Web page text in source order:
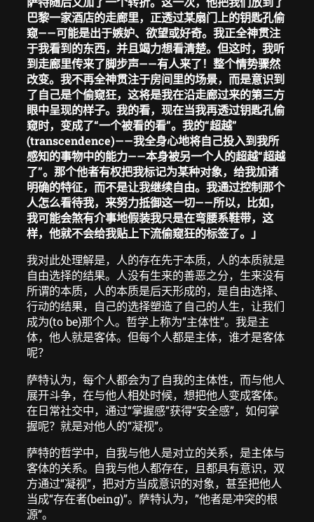
巴黎一家酒店的走廊里，正透过某扇门上的钥匙孔偷
窥——可能是出于嫉妒、欲望或好奇。我正全神贯注
于我看到的东西，并且竭力想看清楚。但这时，我听
到走廊里传来了脚步声——有人来了！整个情势骤然
改变。我不再全神贯注于房间里的场景，而是意识到
了自己是个偷窥狂，这将是我在沿走廊过来的第三方
眼中呈现的样子。我的看，现在当我再透过钥匙孔偷
窥时，变成了“一个被看的看”。我的“超越”
(transcendence)——我全身心地将自己投入到我所
感知的事物中的能力——本身被另一个人的超越“超越
了”。那个他者有权把我标记为某种对象，给我加诸
明确的特征，而不是让我继续自由。我通过控制那个
人怎么看待我，来努力抵御这一切——所以，比如，
我可能会煞有介事地假装我只是在弯腰系鞋带，这
样，他就不会给我贴上下流偷窥狂的标签了。
」
我对此处理解是，人的存在先于本质，人的本质就是
自由选择的结果。人没有生来的善恶之分，生来没有
所谓的本质，人的本质是后天形成的，是自由选择、
行动的结果，自己的选择塑造了自己的人生，让我们
成为(to be)那个人。哲学上称为“主体性”。我是主
体，他人就是客体。但每个人都是主体，谁才是客体
呢？
萨特认为，每个人都会为了自我的主体性，而与他人
展开斗争，在与他人相处时候，想把他人变成客体。
在日常社交中，通过“掌握感”获得“安全感”，如何掌
握呢？就是对他人的“凝视”。
萨特的哲学中，自我与他人是对立的关系，是主体与
客体的关系。自我与他人都存在，且都具有意识，双
方通过“凝视”，把对方当成意识的对象，甚至把他人
当成“存在者(being)”。萨特认为，”他者是冲突的根
源”。